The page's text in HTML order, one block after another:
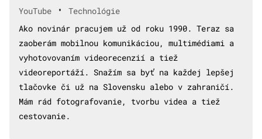
YouTube •
Technológie
Ako novinár pracujem už od roku 1990. Teraz sa
zaoberám mobilnou komunikáciou, multimédiami a
vyhotovovaním videorecenzií a tiež
videoreportáží. Snažím sa byť na každej lepšej
tlačovke či už na Slovensku alebo v zahraničí.
Mám rád fotografovanie, tvorbu videa a tiež
cestovanie.